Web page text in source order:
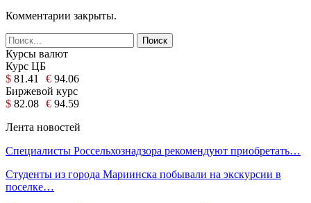
Комментарии закрыты.
Курсы валют
Курс ЦБ
$ 81.41 € 94.06
Биржевой курс
$ 82.08 € 94.59
Лента новостей
Специалисты Россельхознадзора рекомендуют приобретать…
Студенты из города Мариинска побывали на экскурсии в
поселке…